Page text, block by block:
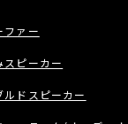
ファー
スピーカー
ルドスピーカー